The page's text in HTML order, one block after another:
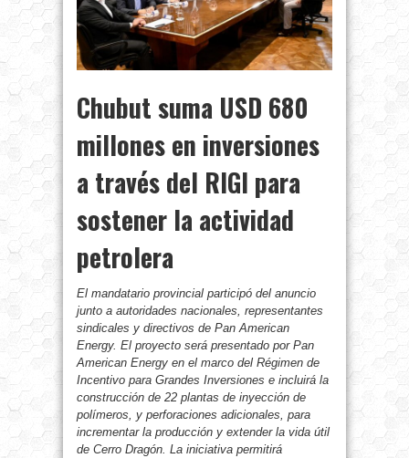
Chubut suma USD 680
millones en inversiones
a través del RIGI para
sostener la actividad
petrolera
El mandatario provincial participó del anuncio
junto a autoridades nacionales, representantes
sindicales y directivos de Pan American
Energy. El proyecto será presentado por Pan
American Energy en el marco del Régimen de
Incentivo para Grandes Inversiones e incluirá la
construcción de 22 plantas de inyección de
polímeros, y perforaciones adicionales, para
incrementar la producción y extender la vida útil
de Cerro Dragón. La iniciativa permitirá